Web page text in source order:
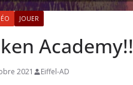
JOUER
Academy!!
2021 Eiffel-AD